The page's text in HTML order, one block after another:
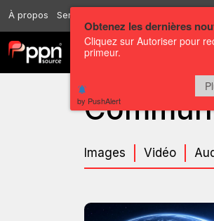
Chaînes
À propos Services
Images Vidéo
Obtenez les dernières
Cliquez sur Autoriser pour
primeur.
by PushAlert